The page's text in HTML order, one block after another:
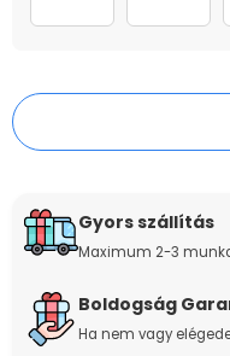
Gyors szállítás
Maximum 2-3
Boldogság
Ha nem vagy